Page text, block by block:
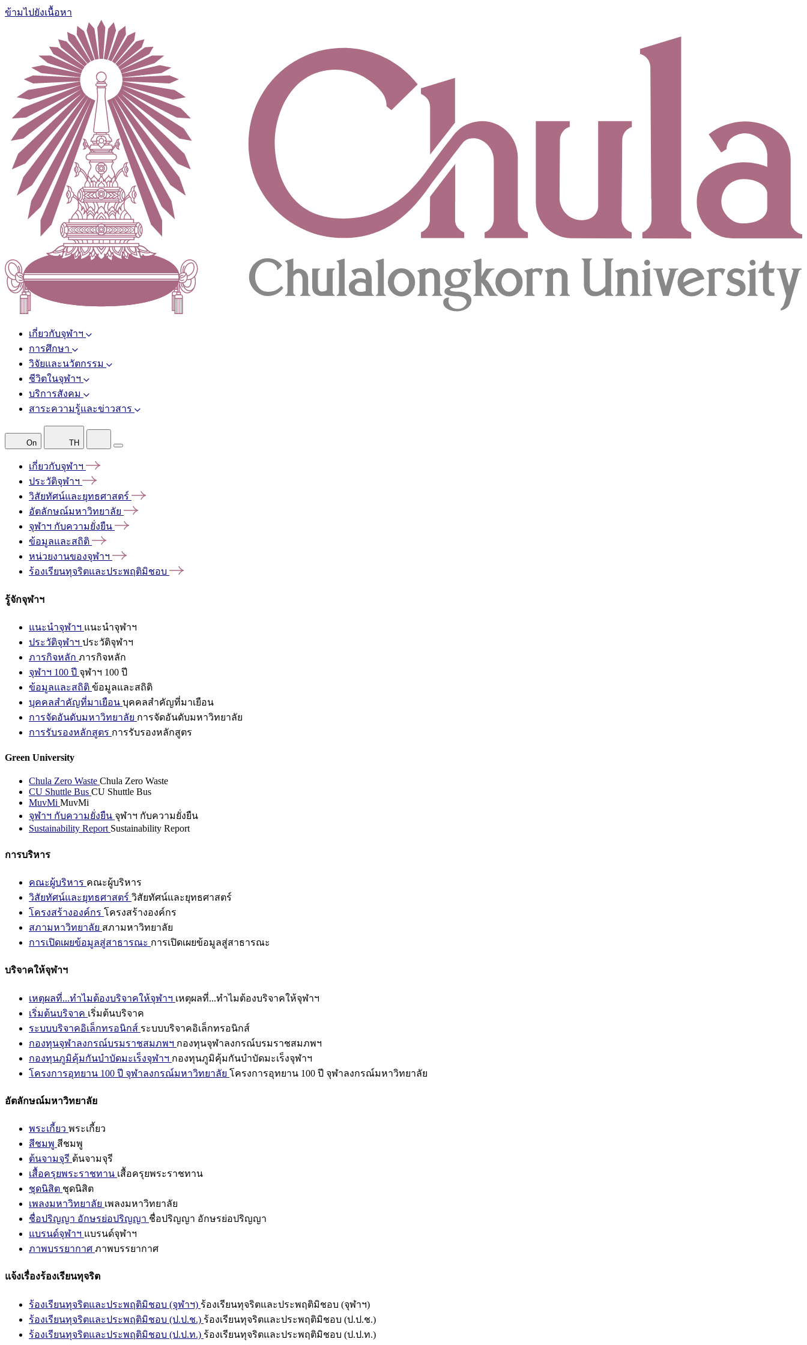
ข้ามไปยังเนื้อหา
เกี่ยวกับจุฬาฯ
การศึกษา
วิจัยและนวัตกรรม
ชีวิตในจุฬาฯ
บริการสังคม
สาระความรู้และข่าวสาร
On TH
เกี่ยวกับจุฬาฯ
ประวัติจุฬาฯ
วิสัยทัศน์และยุทธศาสตร์
อัตลักษณ์มหาวิทยาลัย
จุฬาฯ กับความยั่งยืน
ข้อมูลและสถิติ
หน่วยงานของจุฬาฯ
ร้องเรียนทุจริตและประพฤติมิชอบ
รู้จักจุฬาฯ
แนะนำจุฬาฯ แนะนำจุฬาฯ
ประวัติจุฬาฯ ประวัติจุฬาฯ
ภารกิจหลัก ภารกิจหลัก
จุฬาฯ 100 ปี จุฬาฯ 100 ปี
ข้อมูลและสถิติ ข้อมูลและสถิติ
บุคคลสำคัญที่มาเยือน บุคคลสำคัญที่มาเยือน
การจัดอันดับมหาวิทยาลัย การจัดอันดับมหาวิทยาลัย
การรับรองหลักสูตร การรับรองหลักสูตร
Green University
Chula Zero Waste Chula Zero Waste
CU Shuttle Bus CU Shuttle Bus
MuvMi MuvMi
จุฬาฯ กับความยั่งยืน จุฬาฯ กับความยั่งยืน
Sustainability Report Sustainability Report
การบริหาร
คณะผู้บริหาร คณะผู้บริหาร
วิสัยทัศน์และยุทธศาสตร์ วิสัยทัศน์และยุทธศาสตร์
โครงสร้างองค์กร โครงสร้างองค์กร
สภามหาวิทยาลัย สภามหาวิทยาลัย
การเปิดเผยข้อมูลสู่สาธารณะ การเปิดเผยข้อมูลสู่สาธารณะ
บริจาคให้จุฬาฯ
เหตุผลที่...ทำไมต้องบริจาคให้จุฬาฯ เหตุผลที่...ทำไมต้องบริจาคให้จุฬาฯ
เริ่มต้นบริจาค เริ่มต้นบริจาค
ระบบบริจาคอิเล็กทรอนิกส์ ระบบบริจาคอิเล็กทรอนิกส์
กองทุนจุฬาลงกรณ์บรมราชสมภพฯ กองทุนจุฬาลงกรณ์บรมราชสมภพฯ
กองทุนภูมิคุ้มกันบำบัดมะเร็งจุฬาฯ กองทุนภูมิคุ้มกันบำบัดมะเร็งจุฬาฯ
โครงการอุทยาน 100 ปี จุฬาลงกรณ์มหาวิทยาลัย โครงการอุทยาน 100 ปี จุฬาลงกรณ์มหาวิทยาลัย
อัตลักษณ์มหาวิทยาลัย
พระเกี้ยว พระเกี้ยว
สีชมพู สีชมพู
ต้นจามจุรี ต้นจามจุรี
เสื้อครุยพระราชทาน เสื้อครุยพระราชทาน
ชุดนิสิต ชุดนิสิต
เพลงมหาวิทยาลัย เพลงมหาวิทยาลัย
ชื่อปริญญา อักษรย่อปริญญา ชื่อปริญญา อักษรย่อปริญญา
แบรนด์จุฬาฯ แบรนด์จุฬาฯ
ภาพบรรยากาศ ภาพบรรยากาศ
แจ้งเรื่องร้องเรียนทุจริต
ร้องเรียนทุจริตและประพฤติมิชอบ (จุฬาฯ) ร้องเรียนทุจริตและประพฤติมิชอบ (จุฬาฯ)
ร้องเรียนทุจริตและประพฤติมิชอบ (ป.ป.ช.) ร้องเรียนทุจริตและประพฤติมิชอบ (ป.ป.ช.)
ร้องเรียนทุจริตและประพฤติมิชอบ (ป.ป.ท.) ร้องเรียนทุจริตและประพฤติมิชอบ (ป.ป.ท.)